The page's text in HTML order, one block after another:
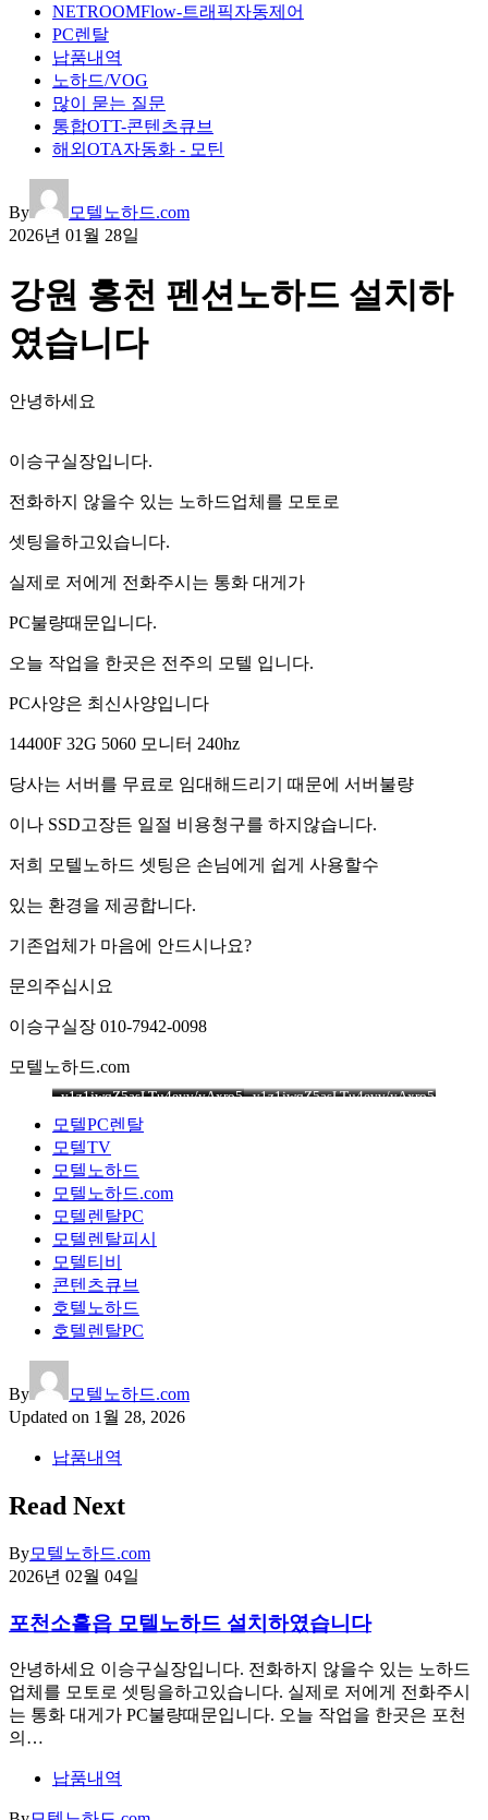
NETROOMFlow-트래픽자동제어
PC렌탈
납품내역
노하드/VOG
많이 묻는 질문
통합OTT-콘텐츠큐브
해외OTA자동화 - 모틴
By
모텔노하드.com
2026년 01월 28일
강원 홍천 펜션노하드 설치하
였습니다
안녕하세요
이승구실장입니다.
전화하지 않을수 있는 노하드업체를 모토로
셋팅을하고있습니다.
실제로 저에게 전화주시는 통화 대게가
PC불량때문입니다.
오늘 작업을 한곳은 전주의 모텔 입니다.
PC사양은 최신사양입니다
14400F 32G 5060 모니터 240hz
당사는 서버를 무료로 임대해드리기 때문에 서버불량
이나 SSD고장든 일절 비용청구를 하지않습니다.
저희 모텔노하드 셋팅은 손님에게 쉽게 사용할수
있는 환경을 제공합니다.
기존업체가 마음에 안드시나요?
문의주십시요
이승구실장 010-7942-0098
모텔노하드.com
y1z1jwqZ5asLTu4evv/yAxro5/ y1z1jwqZ5asLTu4evv/yAxro5/
y1z1jwqZ5asLTu4evv/yAxro5/ y1z1jwqZ5asLTu4evv/yAxro5/
y1z1jwqZ5asLTu4evv/yAxro5/
모텔PC렌탈
모텔TV
모텔노하드
모텔노하드.com
모텔렌탈PC
모텔렌탈피시
모텔티비
콘텐츠큐브
호텔노하드
호텔렌탈PC
By
모텔노하드.com
Updated on 1월 28, 2026
납품내역
Read Next
By모텔노하드.com
2026년 02월 04일
포천소흘읍 모텔노하드 설치하였습니다
안녕하세요 이승구실장입니다. 전화하지 않을수 있는 노하드
업체를 모토로 셋팅을하고있습니다. 실제로 저에게 전화주시
는 통화 대게가 PC불량때문입니다. 오늘 작업을 한곳은 포천
의…
납품내역